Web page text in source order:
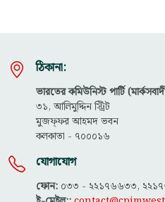
ঠিকানা:
ভারতের কমিউনিস্ট পার্টি
৩১, আলিমুদ্দিন স্ট্রিট
মুজফ্ফ‌র আহমদ ভবন
কলকাতা - ৭০০০১৬
যোগাযোগ
ফোন: ০৩৩ - ২২১৭৬৬৩৩,